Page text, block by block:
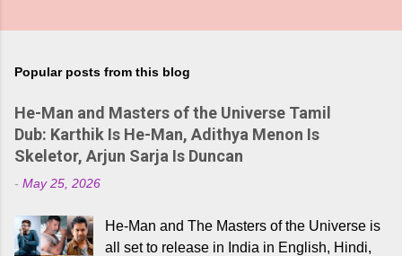
Popular posts from this blog
He-Man and Masters of the Universe Tamil
Dub: Karthik Is He-Man, Adithya Menon Is
Skeletor, Arjun Sarja Is Duncan
- May 25, 2026
He-Man and The Masters of the Universe is
all set to release in India in English, Hindi,